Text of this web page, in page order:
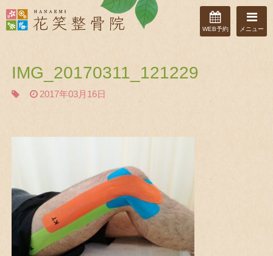
WEB予約 メニュー
IMG_20170311_121229
2017年03月16日